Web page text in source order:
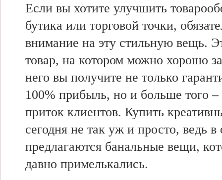
Если вы хотите улучшить
бутика или торговой точки,
внимание на эту стильную вещь.
товар, на котором можно хорошо
него вы получите не только
100% прибыль, но и больше того
приток клиентов. Купить
сегодня не так уж и просто, ведь
предлагаются банальные вещи,
давно примелькались.